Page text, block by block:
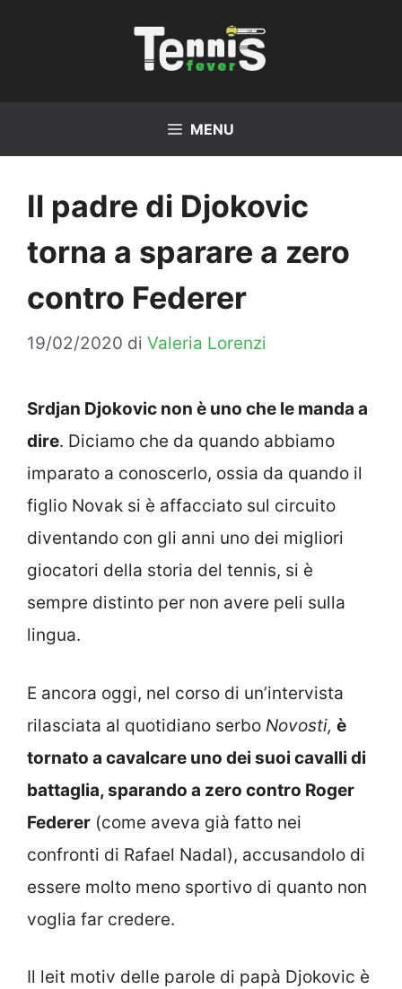
MENU
Il padre di Djokovic
torna a sparare a zero
contro Federer
19/02/2020 di Valeria Lorenzi
Srdjan Djokovic non è uno che le manda a
dire. Diciamo che da quando abbiamo
imparato a conoscerlo, ossia da quando il
figlio Novak si è affacciato sul circuito
diventando con gli anni uno dei migliori
giocatori della storia del tennis, si è
sempre distinto per non avere peli sulla
lingua.
E ancora oggi, nel corso di un’intervista
rilasciata al quotidiano serbo Novosti, è
tornato a cavalcare uno dei suoi cavalli di
battaglia, sparando a zero contro Roger
Federer (come aveva già fatto nei
confronti di Rafael Nadal), accusandolo di
essere molto meno sportivo di quanto non
voglia far credere.
Il leit motiv delle parole di papà Djokovic è